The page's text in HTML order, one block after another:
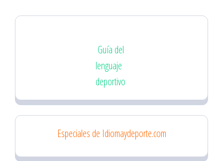
Guía del
lenguaje
deportivo
Especiales de Idiomaydeporte.com